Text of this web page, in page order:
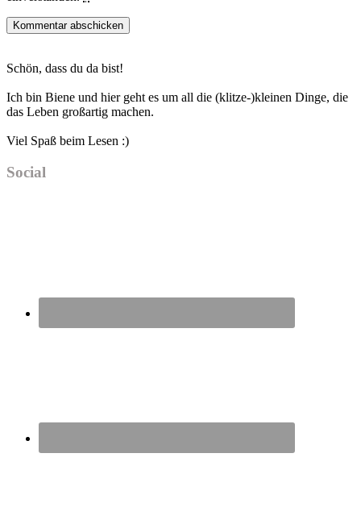
Sidebar
Schön, dass du da bist!
Ich bin Biene und hier geht es um all die (klitze-)kleinen Dinge, die
das Leben großartig machen.
Viel Spaß beim Lesen :)
Social